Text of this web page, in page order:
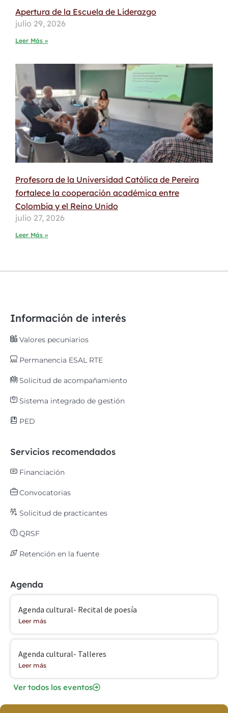
Apertura de la Escuela de Liderazgo
julio 29, 2026
Leer Más »
Profesora de la Universidad Católica de Pereira
fortalece la cooperación académica entre
Colombia y el Reino Unido
julio 27, 2026
Leer Más »
Información de interés
Valores pecuniarios
Permanencia ESAL RTE
Solicitud de acompañamiento
Sistema integrado de gestión
PED
Servicios recomendados
Financiación
Convocatorias
Solicitud de practicantes
QRSF
Retención en la fuente
Agenda
Agenda cultural- Recital de poesía
Leer más
Agenda cultural- Talleres
Leer más
Ver todos los eventos